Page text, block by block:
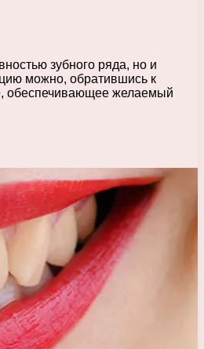
зубного ряда, но и
можно, обратившись к
обеспечивающее желаемый